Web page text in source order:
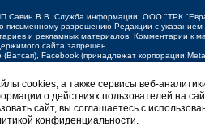
ИП Савин В.В. Служба информации: ООО "ТРК
письменному разрешению Редакции с указанием
и рекламных материалов. Комментарии к
сайта запрещен.
(Ватсап), Facebook (принадлежат корпорации
Orsk.ru
cookies, а также сервисы веб-
о действиях пользователей на
сайт, вы соглашаетесь с
конфиденциальности.